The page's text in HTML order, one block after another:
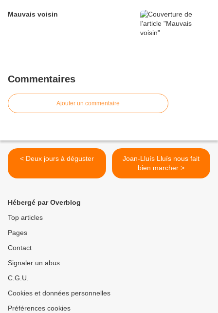
Mauvais voisin
Commentaires
Ajouter un commentaire
< Deux jours à déguster
Joan-Lluís Lluís nous fait
bien marcher >
Hébergé par Overblog
Top articles
Pages
Contact
Signaler un abus
C.G.U.
Cookies et données personnelles
Préférences cookies